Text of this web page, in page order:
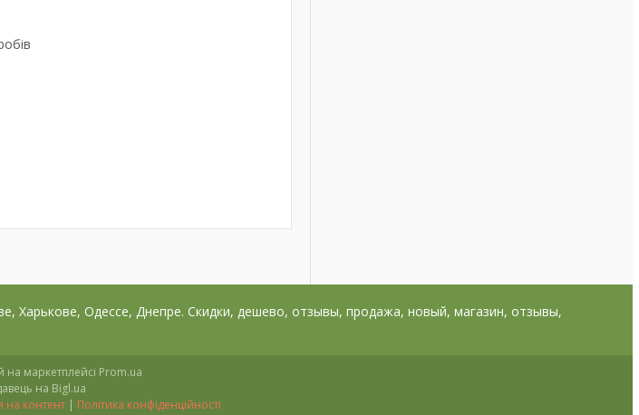
Харькове, Одессе, Днепре. Скидки, дешево, отзывы, продажа, новый, магазин, отзывы,
на маркетплейсі Prom.ua
на Bigl.ua
на контент | Політика конфіденційності